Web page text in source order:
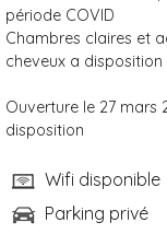
période COVID
Chambres claires et
cheveux a disposition
Ouverture le 27 mars
disposition
Wifi disponible
Parking privé